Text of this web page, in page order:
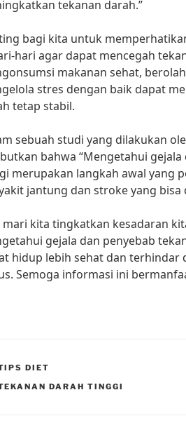
tekanan darah.”
bagi kita untuk
hari agar dapat mencegah
makanan sehat,
stres dengan baik dapat
tetap stabil.
sebuah studi yang dilakukan
bahwa “Mengetahui
merupakan langkah awal yang
jantung dan stroke yang
mari kita tingkatkan kesadaran
gejala dan penyebab
hidup lebih sehat dan terhindar
Semoga informasi ini
DIET
DARAH TINGGI